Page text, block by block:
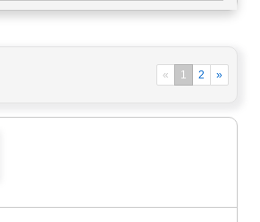
« 1 2 »